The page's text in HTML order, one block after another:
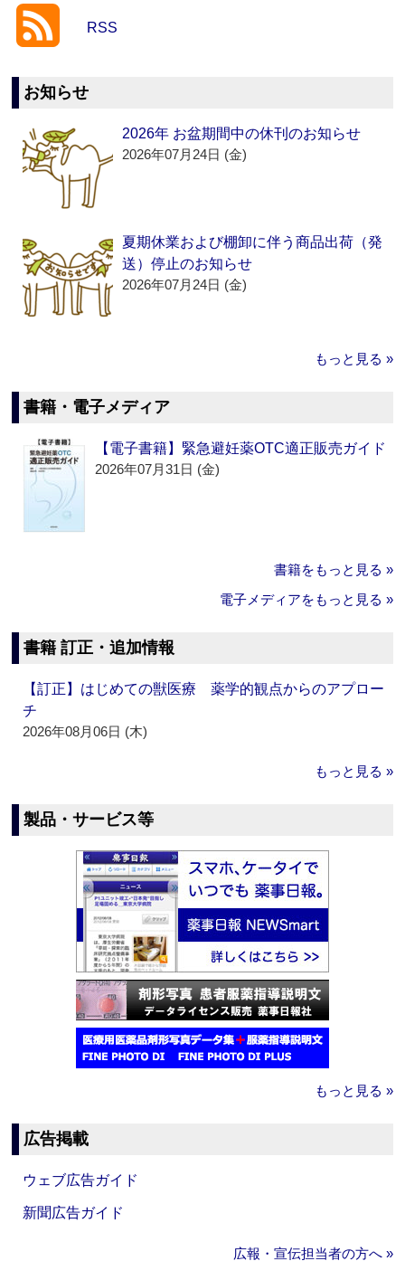
RSS
お知らせ
2026年 お盆期間中の休刊のお知らせ
2026年07月24日 (金)
夏期休業および棚卸に伴う商品出荷（発
送）停止のお知らせ
2026年07月24日 (金)
もっと見る »
書籍・電子メディア
【電子書籍】緊急避妊薬OTC適正販売ガイド
2026年07月31日 (金)
書籍をもっと見る »
電子メディアをもっと見る »
書籍 訂正・追加情報
【訂正】はじめての獣医療 薬学的観点からのアプロー
チ
2026年08月06日 (木)
もっと見る »
製品・サービス等
もっと見る »
広告掲載
ウェブ広告ガイド
新聞広告ガイド
広報・宣伝担当者の方へ »